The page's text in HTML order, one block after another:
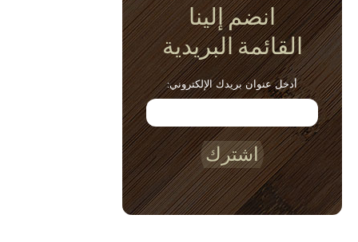
انضم إلينا
القائمة البريدية
أدخل عنوان بريدك الإلكتروني:
اشترك